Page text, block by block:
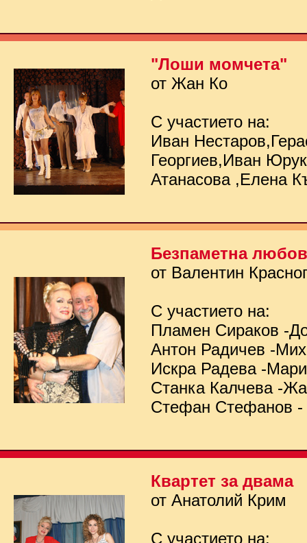
"Лоши момчета"
от Жан Ко
С участието на:
Иван
Георгиев,Иван
Атанасова ,Елена
Безпаметна любов
от Валентин
С участието на:
Пламен Сираков -
Антон Радичев -
Искра Радева -
Станка Калчева -
Стефан Стефанов
Квартет за двама
от Анатолий Крим
С участието на: